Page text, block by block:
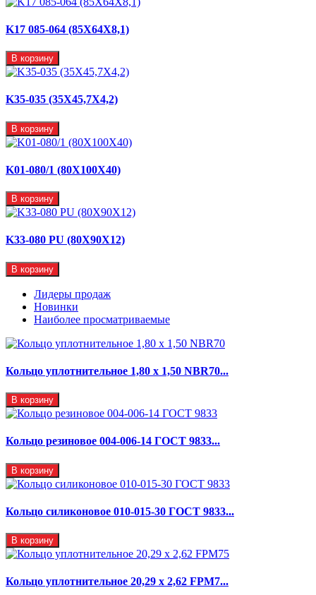
K17 085-064 (85X64X8,1)
В корзину
K35-035 (35X45,7X4,2)
В корзину
K01-080/1 (80X100X40)
В корзину
K33-080 PU (80X90X12)
В корзину
Лидеры продаж
Новинки
Наиболее просматриваемые
Кольцо уплотнительное 1,80 х 1,50 NBR70...
В корзину
Кольцо резиновое 004-006-14 ГОСТ 9833...
В корзину
Кольцо силиконовое 010-015-30 ГОСТ 9833...
В корзину
Кольцо уплотнительное 20,29 x 2,62 FPM7...